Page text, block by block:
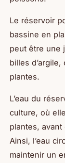
Le réservoir
bassine en
peut être une
billes
plantes.
L’eau du
culture, où
plantes, avant
Ainsi, l’eau
maintenir un